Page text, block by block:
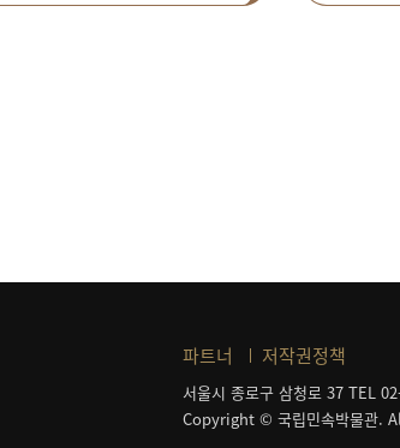
파트너 저작권정책
서울시 종로구 삼청로 37 TEL
Copyright © 국립민속박물관.